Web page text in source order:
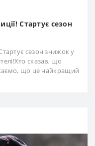
Стартує сезон
сезон знижок у
сказав, що
що це найкращий